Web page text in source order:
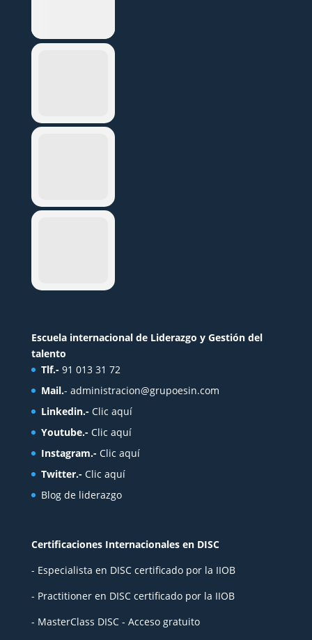
Escuela internacional de Liderazgo y Gestión del
talento
Tlf.- 91 013 31 72
Mail.- administracion@grupoesin.com
Linkedin.- Clic aquí
Youtube.- Clic aquí
Instagram.- Clic aquí
Twitter.- Clic aquí
Blog de liderazgo
Certificaciones Internacionales en DISC
- Especialista en DISC certificado por la IIOB
- Practitioner en DISC certificado por la IIOB
- MasterClass DISC - Acceso gratuito